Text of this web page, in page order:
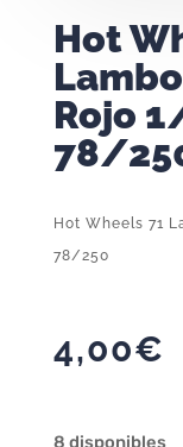
Hot
Rojo
78/
Hot Wheels 71
78/250
4,00€
8 disponibles